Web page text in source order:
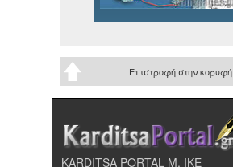
Επιστροφή στην κορυφή
KARDITSA PORTAL Μ. ΙΚΕ